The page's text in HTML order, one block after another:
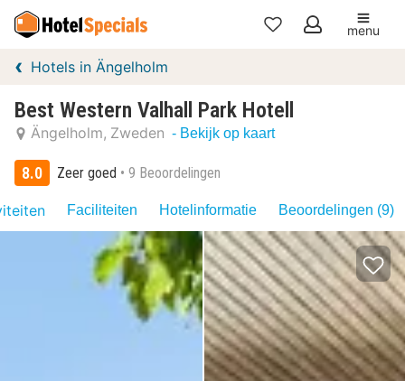
Mijn
menu
Hotels in Ängelholm
Best Western Valhall Park Hotell
Ängelholm Zweden - Bekijk op kaart
8.0 Zeer goed 9 Beoordelingen
Faciliteiten Hotelinformatie Beoordelingen (9)